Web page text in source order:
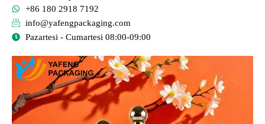
+86 180 2918 7192
info@yafengpackaging.com
Pazartesi - Cumartesi 08:00-09:00
SayfaSayfaSayfaSayfaSayfaSayfaSayfaSayfa